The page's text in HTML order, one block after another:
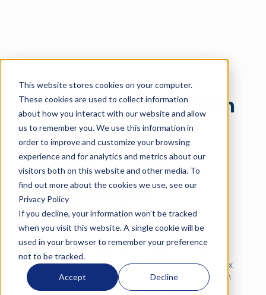
This website stores cookies on your computer.
These cookies are used to collect information
about how you interact with our website and allow
us to remember you. We use this information in
order to improve and customize your browsing
experience and for analytics and metrics about our
visitors both on this website and other media. To
find out more about the cookies we use, see our
Privacy Policy
If you decline, your information won’t be tracked
when you visit this website. A single cookie will be
used in your browser to remember your preference
not to be tracked.
Accept Decline
Langue
Comment ChargeSim
protège-t-il les
données des
utilisateurs et les
informations
sensibles ?
ChargeSim s'engage à protéger les
données des utilisateurs grâce à une
approche de sécurité à plusieurs niveaux.
Notre plateforme a passé avec succès un
test d'intrusion complet, vérifiant sa